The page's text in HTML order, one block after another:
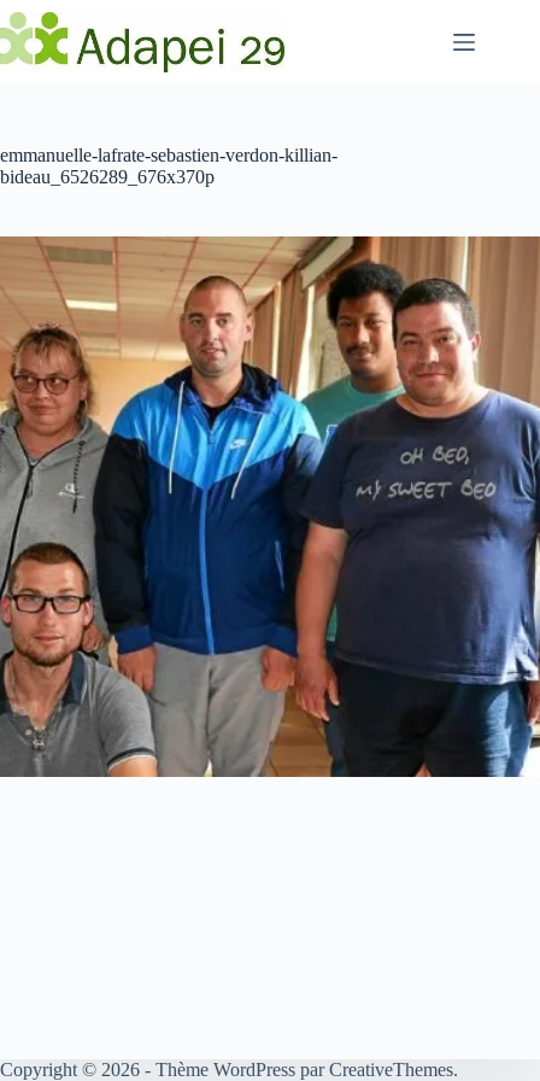
Passer
au
contenu
emmanuelle-lafrate-sebastien-verdon-killian-
bideau_6526289_676x370p
Copyright © 2026 - Thème WordPress parCreativeThemes.